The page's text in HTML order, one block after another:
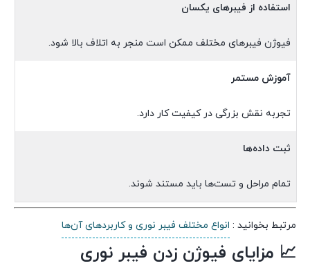
استفاده از فیبرهای یکسان
فیوژن فیبرهای مختلف ممکن است منجر به اتلاف بالا شود.
آموزش مستمر
تجربه نقش بزرگی در کیفیت کار دارد.
ثبت داده‌ها
تمام مراحل و تست‌ها باید مستند شوند.
مرتبط بخوانید : انواع مختلف فیبر نوری و کاربردهای آن‌ها
📈 مزایای فیوژن زدن فیبر نوری